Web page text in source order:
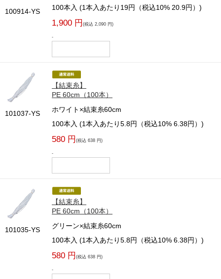
100914-YS
100本入 (1本入あたり19円（税込10% 20.9円）)
1,900 円 (税込 2,090 円)
-
101037-YS
【結束糸】
PE 60cm（100本）
ホワイト×結束糸60cm
100本入 (1本入あたり5.8円（税込10% 6.38円）)
580 円 (税込 638 円)
-
101035-YS
【結束糸】
PE 60cm（100本）
グリーン×結束糸60cm
100本入 (1本入あたり5.8円（税込10% 6.38円）)
580 円 (税込 638 円)
-